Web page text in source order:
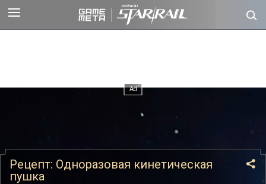
Рецепт: Одноразовая кинетическая
пушка